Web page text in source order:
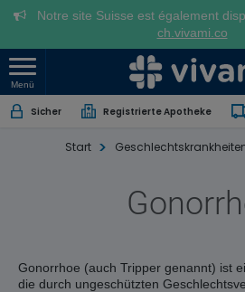
Notre site Suisse est également
ch.vivami.co
Menü
Sicher Registrierte Apotheke
Start
Gonorrhoe (auch Tripper genannt) ist
die durch ungeschützten